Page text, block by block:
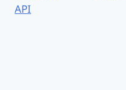
API